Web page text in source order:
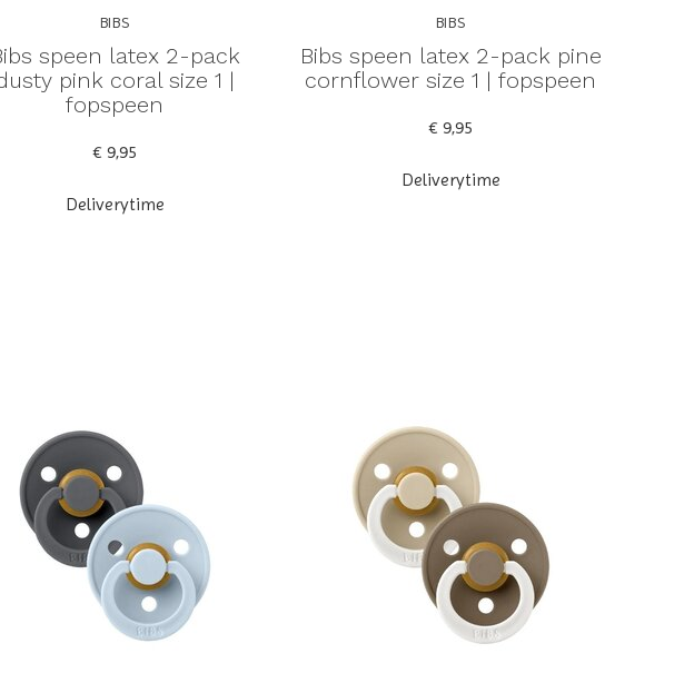
BIBS
speen latex 2-pack
pink coral size 1 |
fopspeen
€ 9,95
Deliverytime
BIBS
Bibs speen latex 2-pack pine
cornflower size 1 | fopspeen
€ 9,95
Deliverytime